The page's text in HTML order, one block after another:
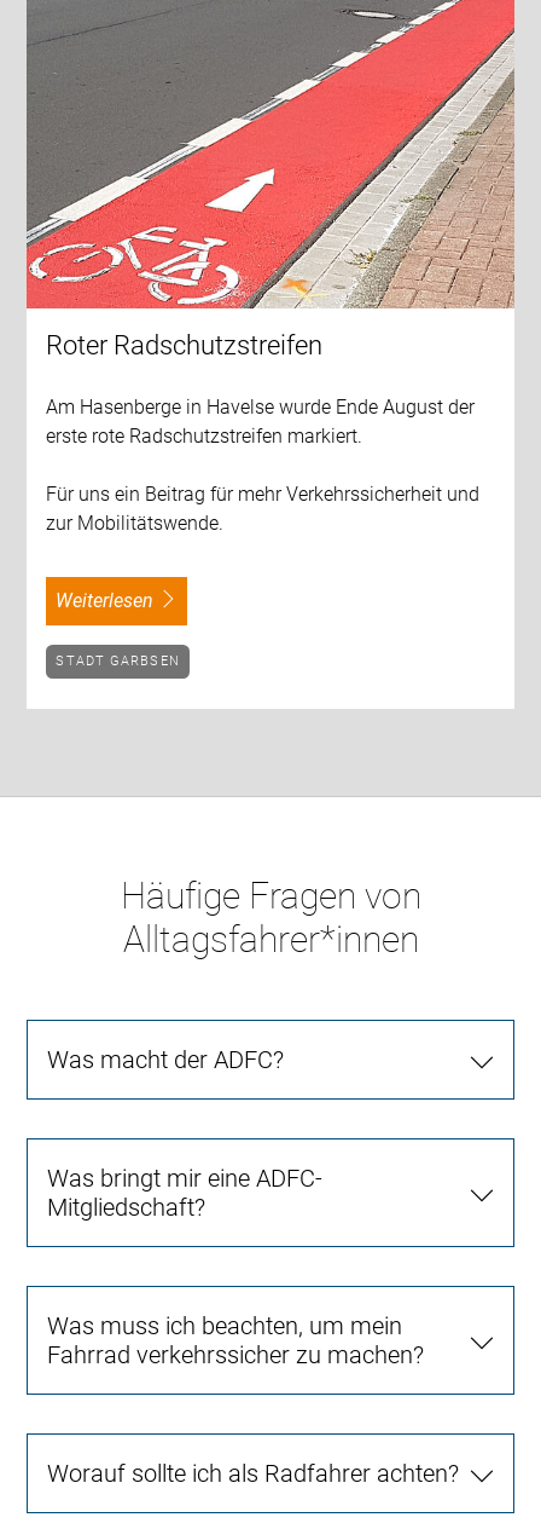
Roter Radschutzstreifen
Am Hasenberge in Havelse wurde Ende August der
erste rote Radschutzstreifen markiert.
Für uns ein Beitrag für mehr Verkehrssicherheit und
zur Mobilitätswende.
weiterlesen
STADT GARBSEN
Häufige Fragen von
Alltagsfahrer*innen
Was macht der ADFC?
Was bringt mir eine ADFC-
Mitgliedschaft?
Was muss ich beachten, um mein
Fahrrad verkehrssicher zu machen?
Worauf sollte ich als Radfahrer achten?